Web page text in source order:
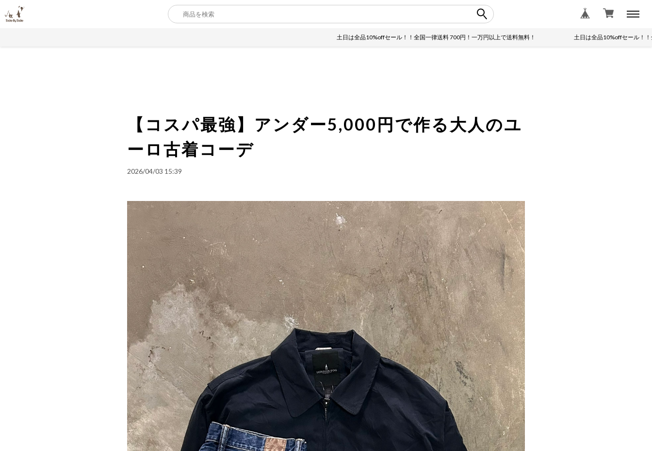
土日は全品10%offセール！！全国一律送料 700円！一万円以上で送料無料！ 土日は全品10%offセール！！全国一律
【コスパ最強】アンダー5,000円で作る大人のユ
ーロ古着コーデ
2026/04/03 15:39